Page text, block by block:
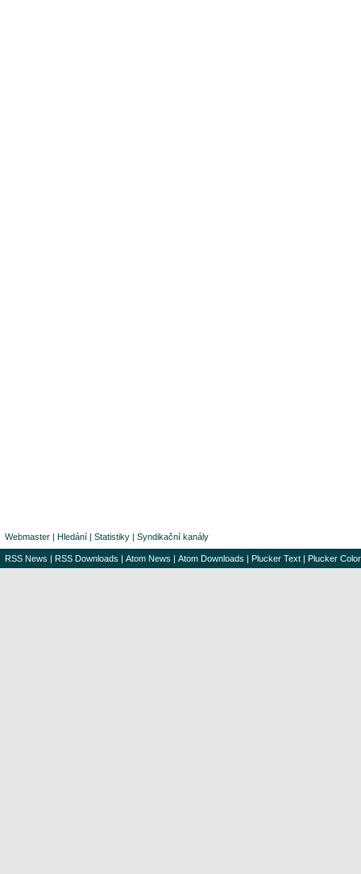
Webmaster | Hledání | Statistiky | Syndikační kanály
RSS News | RSS Downloads | Atom News | Atom Downloads | Plucker Text | Plucker Color